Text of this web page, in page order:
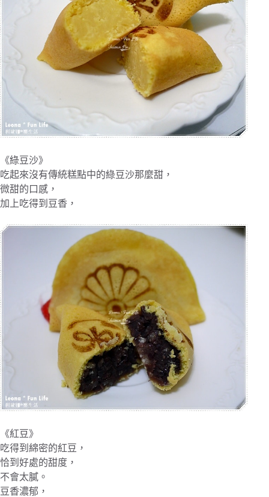
《綠豆沙》
吃起來沒有傳統糕點中的綠豆沙那麼甜，
微甜的口感，
加上吃得到豆香，
《紅豆》
吃得到綿密的紅豆，
恰到好處的甜度，
不會太膩。
豆香濃郁，